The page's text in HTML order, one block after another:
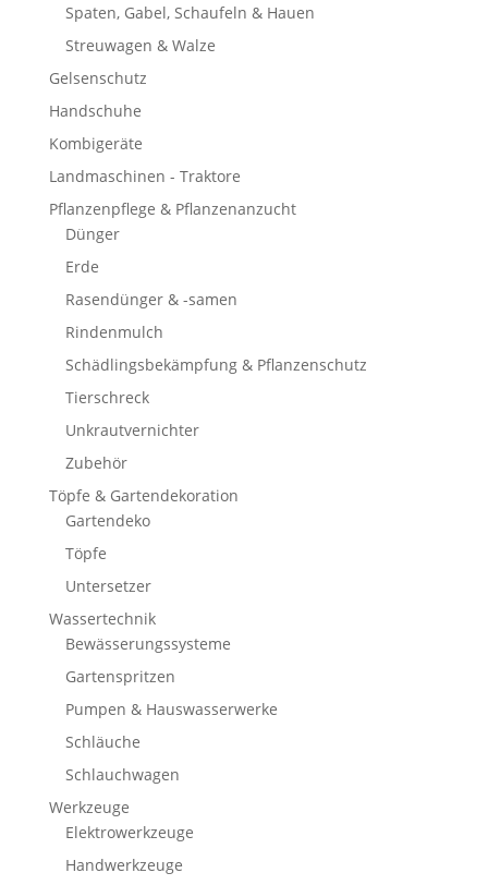
Spaten, Gabel, Schaufeln & Hauen
Streuwagen & Walze
Gelsenschutz
Handschuhe
Kombigeräte
Landmaschinen - Traktore
Pflanzenpflege & Pflanzenanzucht
Dünger
Erde
Rasendünger & -samen
Rindenmulch
Schädlingsbekämpfung & Pflanzenschutz
Tierschreck
Unkrautvernichter
Zubehör
Töpfe & Gartendekoration
Gartendeko
Töpfe
Untersetzer
Wassertechnik
Bewässerungssysteme
Gartenspritzen
Pumpen & Hauswasserwerke
Schläuche
Schlauchwagen
Werkzeuge
Elektrowerkzeuge
Handwerkzeuge